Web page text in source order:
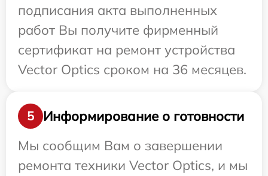
подписания акта выполненных
работ Вы получите фирменный
сертификат на ремонт устройства
Vector Optics сроком на 36 месяцев.
5
Информирование о готовности
Мы сообщим Вам о завершении
ремонта техники Vector Optics, и мы